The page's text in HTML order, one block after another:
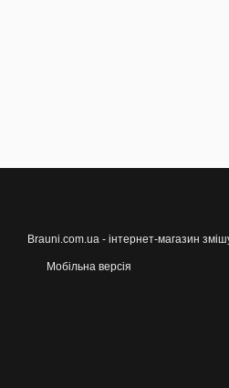
Brauni.com.ua - інтернет-магазин
Мобільна версія